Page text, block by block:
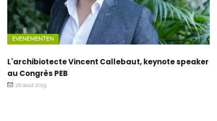
EVENEMENTEN
L'archibiotecte Vincent Callebaut, keynote speaker
au Congrès PEB
26 août 2019